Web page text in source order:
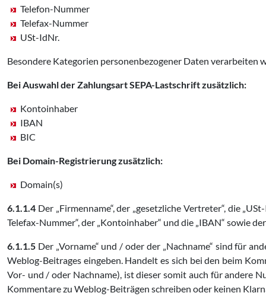
Telefon-Nummer
Telefax-Nummer
USt-IdNr.
Besondere Kategorien personenbezogener Daten
Bei Auswahl der Zahlungsart SEPA-Lastschrift zusätzlich:
Kontoinhaber
IBAN
BIC
Bei Domain-Registrierung zusätzlich:
Domain(s)
6.1.1.4 Der „Firmenname“, der „gesetzliche Vertreter“, die
Telefax-Nummer“, der „Kontoinhaber“ und die „IBAN“ sowie
6.1.1.5 Der „Vorname“ und / oder der „Nachname“ sind für
Weblog-Beitrages eingeben. Handelt es sich bei den beim
Vor- und / oder Nachname), ist dieser somit auch für andere
Kommentare zu Weblog-Beiträgen schreiben oder keinen